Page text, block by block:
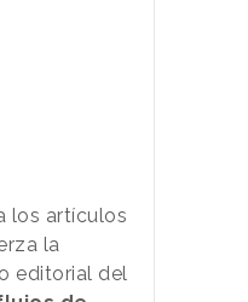
los artículos
la
editorial del